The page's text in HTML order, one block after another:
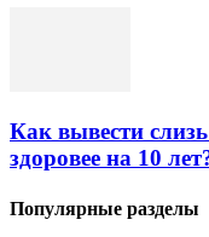
Как вывести
здоровее на 10
Популярные разделы